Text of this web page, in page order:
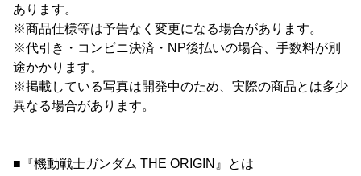
あります。
※商品仕様等は予告なく変更になる場合があります。
※代引き・コンビニ決済・NP後払いの場合、手数料が別
途かかります。
※掲載している写真は開発中のため、実際の商品とは多少
異なる場合があります。
■『機動戦士ガンダム THE ORIGIN』とは